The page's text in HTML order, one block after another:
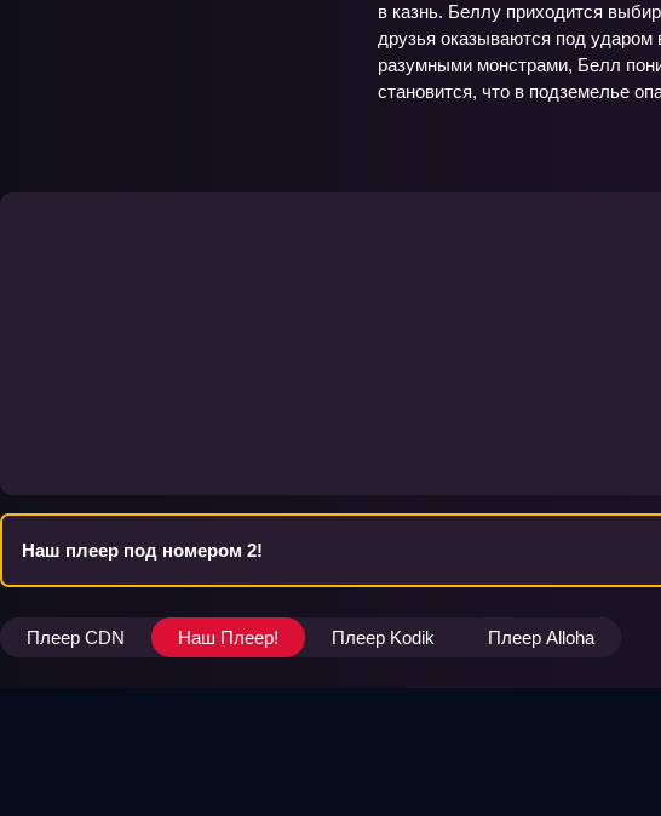
в казнь. Беллу приходится
друзья оказываются под
разумными монстрами, Белл
становится, что в подземелье
Наш плеер под номером 2!
Плеер CDN Наш Плеер! Плеер Kodik Плеер Alloha